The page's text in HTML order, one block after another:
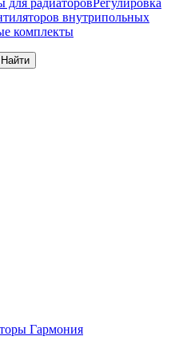
радиаторовРегулировка
внутрипольных
комплекты
Найти
Гармония